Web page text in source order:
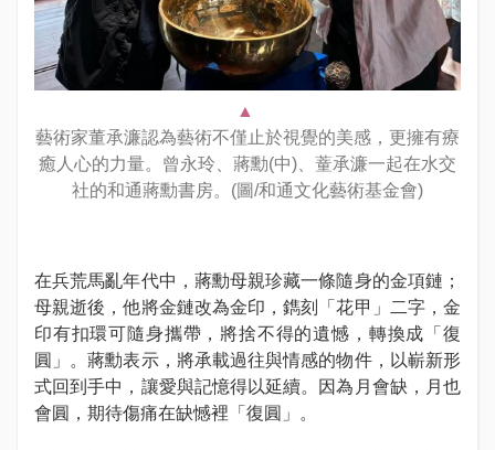
藝術家董承濂認為藝術不僅止於視覺的美感，更擁有療
癒人心的力量。曾永玲、蔣勳(中)、蕫承濂一起在水交
社的和通蔣勳書房。(圖/和通文化藝術基金會)
在兵荒馬亂年代中，蔣勳母親珍藏一條隨身的金項鏈；
母親逝後，他將金鏈改為金印，鐫刻「花甲」二字，金
印有扣環可隨身攜帶，將捨不得的遺憾，轉換成「復
圓」。蔣勳表示，將承載過往與情感的物件，以嶄新形
式回到手中，讓愛與記憶得以延續。因為月會缺，月也
會圓，期待傷痛在缺憾裡「復圓」。